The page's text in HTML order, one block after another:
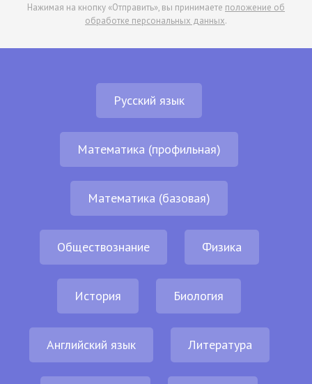
Нажимая на кнопку «Отправить», вы принимаете положение об
обработке персональных данных.
Русский язык
Математика (профильная)
Математика (базовая)
Обществознание Физика
История Биология
Английский язык Литература